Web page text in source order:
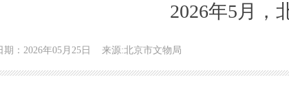
2026年5月，
期：2026年05月25日 来源:北京市文物局